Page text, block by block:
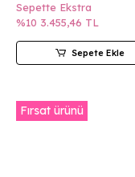
Sepette Ekstra
%10 3.455,46 TL
Sepete Ekle
Fırsat ürünü